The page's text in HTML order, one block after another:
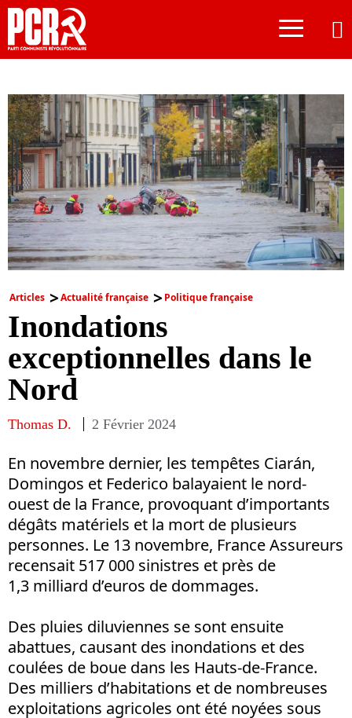
≡
Articles Actualité française Politique française
Inondations
exceptionnelles dans le
Nord
Thomas D. 2 Février 2024
En novembre dernier, les tempêtes Ciarán,
Domingos et Federico balayaient le nord-
ouest de la France, provoquant d’importants
dégâts matériels et la mort de plusieurs
personnes. Le 13 novembre, France Assureurs
recensait 517 000 sinistres et près de
1,3 milliard d’euros de dommages.
Des pluies diluviennes se sont ensuite
abattues, causant des inondations et des
coulées de boue dans les Hauts-de-France.
Des milliers d’habitations et de nombreuses
exploitations agricoles ont été noyées sous